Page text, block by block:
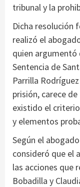
tribunal y la
Dicha resolución
realizó el
quien argumentó
Sentencia de
Parrilla
prisión, carece
existido el
y elementos
Según el
consideró que el
las acciones que
Bobadilla y